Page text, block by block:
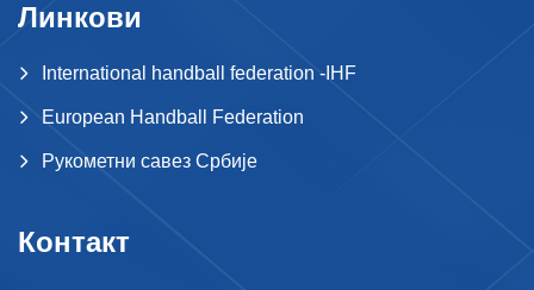
Линкови
International handball federation -IHF
European Handball Federation
Рукометни савез Србије
Контакт